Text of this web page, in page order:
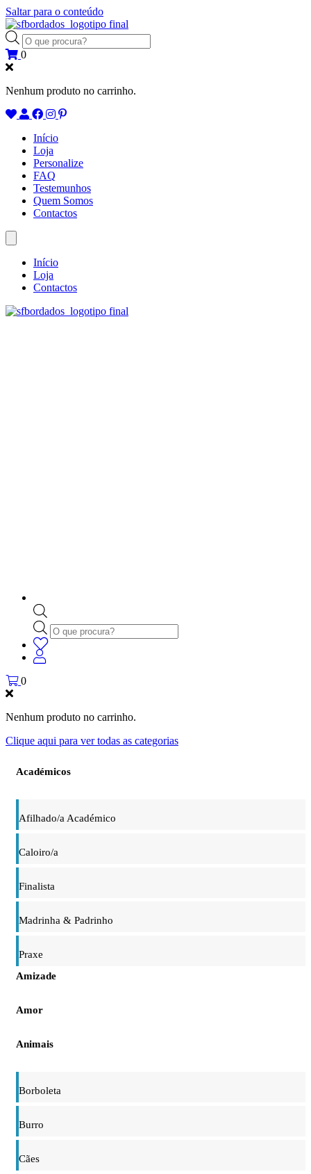
Saltar para o conteúdo
Products
search
0
Nenhum produto no carrinho.
Início
Loja
Personalize
FAQ
Testemunhos
Quem Somos
Contactos
Início
Loja
Contactos
Products
search
0
Nenhum produto no carrinho.
Clique aqui para ver todas as categorias
Académicos
Afilhado/a Académico
Caloiro/a
Finalista
Madrinha & Padrinho
Praxe
Amizade
Amor
Animais
Borboleta
Burro
Cães